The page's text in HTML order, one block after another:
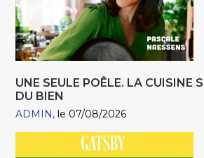
UNE SEULE POÊLE. LA CUISINE
DU BIEN
ADMIN le 07/08/2026